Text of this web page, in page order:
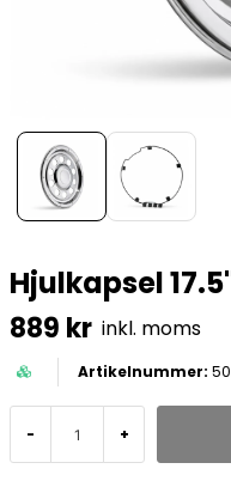
Hjulkapsel
889 kr inkl. moms
- +